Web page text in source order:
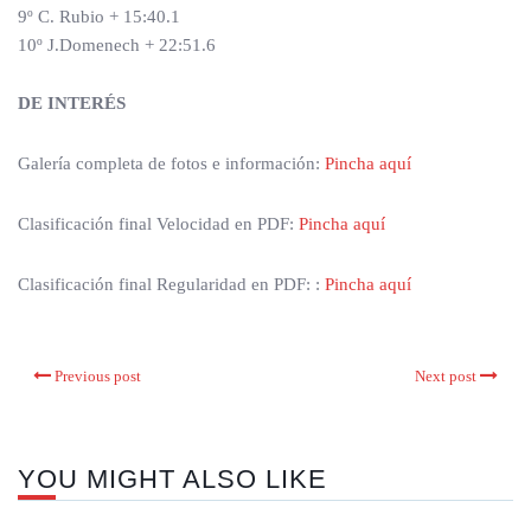
9º C. Rubio + 15:40.1
10º J.Domenech + 22:51.6
DE INTERÉS
Galería completa de fotos e información: Pincha aquí
Clasificación final Velocidad en PDF: Pincha aquí
Clasificación final Regularidad en PDF: : Pincha aquí
Previous post Next post
YOU MIGHT ALSO LIKE